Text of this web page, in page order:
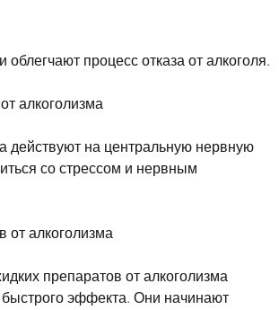
процесс отказа от алкоголя.
алкоголизма
действуют на центральную нервную
со стрессом и нервным
от алкоголизма
препаратов от алкоголизма
эффекта. Они начинают